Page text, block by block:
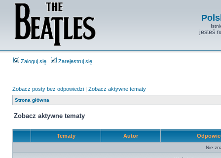
jesteś
Zaloguj się Zarejestruj się
Zobacz posty bez odpowiedzi | Zobacz aktywne tematy
Strona główna
Zobacz aktywne tematy
Tematy Autor
Nie